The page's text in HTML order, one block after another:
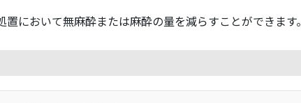
において無麻酔または麻酔の量を減らすことができます。